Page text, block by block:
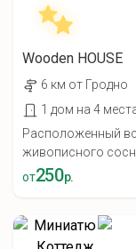
Wooden HOUSE
6 км от Гродно
1 дом на 4
Расположенный
живописного
от250р.